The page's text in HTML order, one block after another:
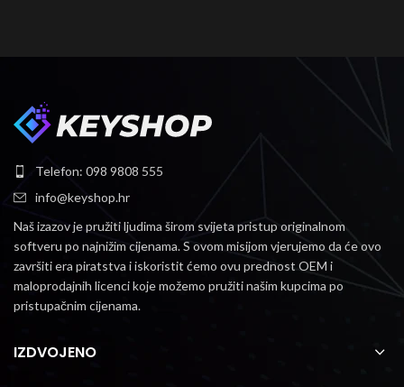
Telefon: 098 9808 555
info@keyshop.hr
Naš izazov je pružiti ljudima širom svijeta pristup originalnom
softveru po najnižim cijenama.S ovom misijom vjerujemo da će ovo
završiti era piratstva i iskoristit ćemo ovu prednost OEM i
maloprodajnih licenci koje možemo pružiti našim kupcima po
pristupačnim cijenama.
IZDVOJENO